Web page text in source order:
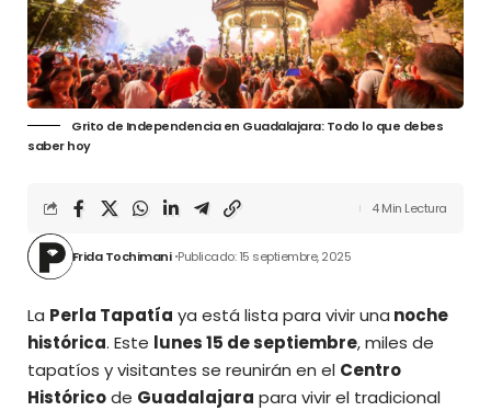
Grito de Independencia en Guadalajara: Todo lo que debes
saber hoy
Frida Tochimani Publicado: 15 septiembre, 2025
4 Min Lectura
La Perla Tapatía ya está lista para vivir una noche
histórica. Este lunes 15 de septiembre, miles de
tapatíos y visitantes se reunirán en el Centro
Históricode Guadalajara para vivir el tradicional